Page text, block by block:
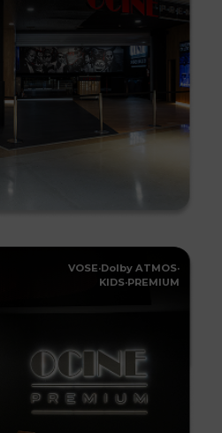
VOSE·Dolby ATMOS·
KIDS·PREMIUM